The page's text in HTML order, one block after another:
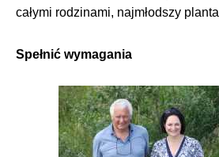
całymi rodzinami, najmłodszy
Spełnić wymagania